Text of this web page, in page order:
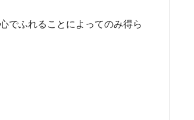
でふれることによってのみ得ら